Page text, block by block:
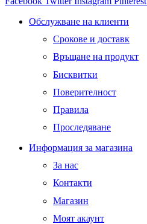
Обслужване на клиенти
Срокове и доставк
Връщане на продукт
Бисквитки
Поверителност
Правила
Проследяване
Информация за магазина
За нас
Контакти
Магазин
Моят акаунт